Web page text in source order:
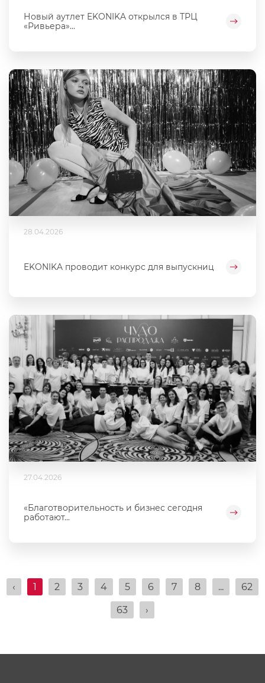
Новый аутлет EKONIKA открылся в ТРЦ
«Ривьера»...
28.04.2026
EKONIKA проводит конкурс для выпускниц
27.04.2026
«Благотворительность и бизнес сегодня
работают...
‹ 1 2 3 4 5 6 7 8 ... 62
63 ›